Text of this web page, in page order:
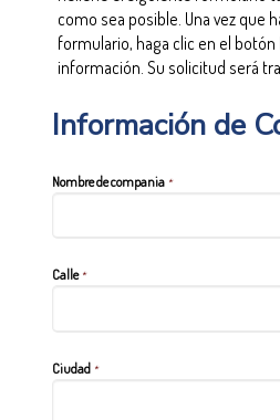
como sea posible. Una vez que
formulario, haga clic en el botón
información. Su solicitud será
Información de
Nombre de compania*
Calle*
Ciudad *